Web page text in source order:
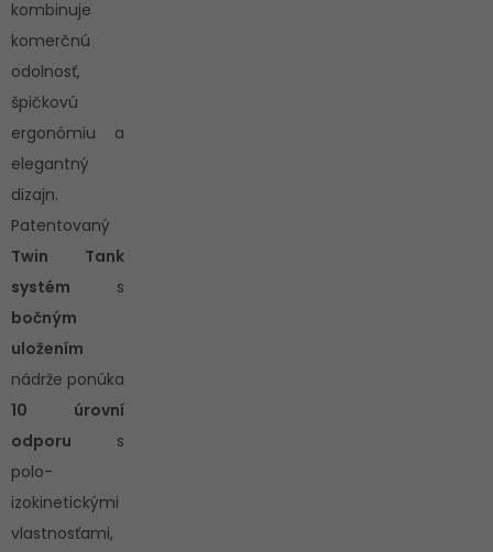
kombinuje
komerčnú
odolnosť,
špičkovú
ergonómiu a
elegantný
dizajn.
Patentovaný
Twin Tank
systém s
bočným
uložením
nádrže ponúka
10 úrovní
odporu s
polo-
izokinetickými
vlastnosťami,